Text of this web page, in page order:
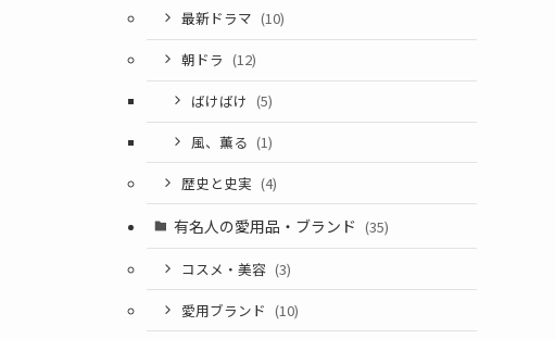
最新ドラマ (10)
朝ドラ (12)
ばけばけ (5)
風、薫る (1)
歴史と史実 (4)
有名人の愛用品・ブランド (35)
コスメ・美容 (3)
愛用ブランド (10)